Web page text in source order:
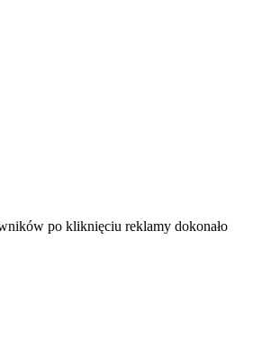
po kliknięciu reklamy dokonało